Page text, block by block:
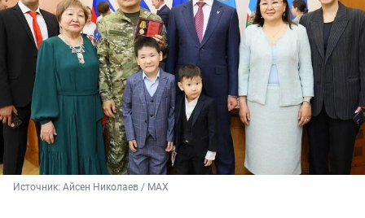
Источник: Айсен Николаев / МАХ